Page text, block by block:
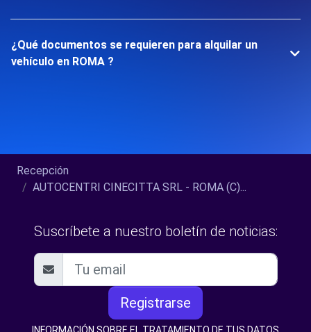
¿Qué documentos se requieren para alquilar un
vehículo en ROMA ?
Recepción
AUTOCENTRI CINECITTA SRL - ROMA (C)...
Suscríbete a nuestro boletín de noticias:
Registrarse